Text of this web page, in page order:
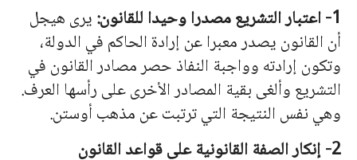
1- اعتبار التشريع مصدرا وحيدا للقانون:
يرى هيجل
أن القانون يصدر معبرا عن إرادة الحاكم في الدولة،
وتكون إرادته وواجبة النفاذ حصر مصادر القانون في
التشريع وألغى بقية المصادر الأخرى على رأسها العرف.
وهي نفس النتيجة التي ترتبت عن مذهب أوستن.
2- إنكار الصفة القانونية على قواعد القانون